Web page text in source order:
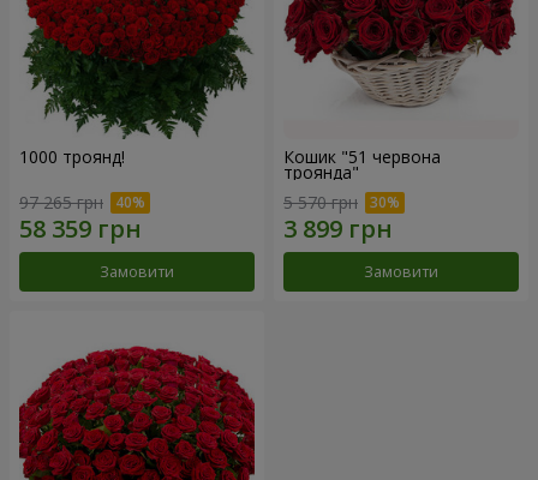
1000 троянд!
97 265 грн
Замовити
Кошик "51 червона
троянда"
5 570 грн
Замовити